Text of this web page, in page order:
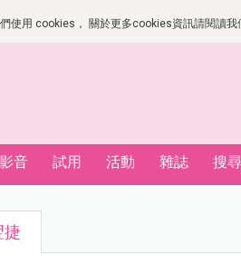
使用 cookies， 關於更多cookies資訊請閱讀我
影音 試用 活動 雜誌 搜
捷